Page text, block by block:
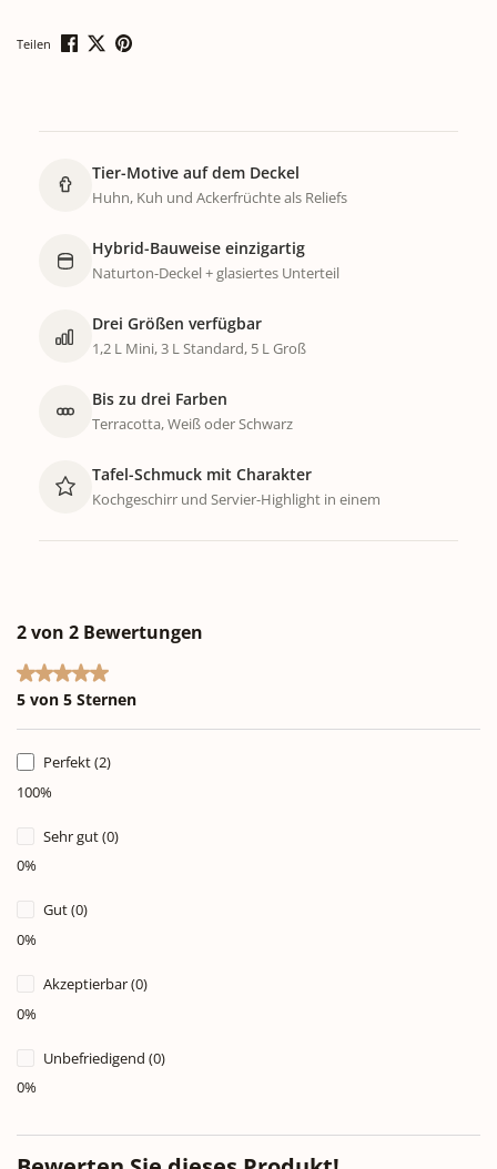
Teilen
Tier-Motive auf dem Deckel
Huhn, Kuh und Ackerfrüchte als Reliefs
Hybrid-Bauweise einzigartig
Naturton-Deckel + glasiertes Unterteil
Drei Größen verfügbar
1,2 L Mini, 3 L Standard, 5 L Groß
Bis zu drei Farben
Terracotta, Weiß oder Schwarz
Tafel-Schmuck mit Charakter
Kochgeschirr und Servier-Highlight in einem
2 von 2 Bewertungen
Durchschnittliche Bewertung von 5 von 5 Sternen
5 von 5 Sternen
Perfekt (2)
100%
Sehr gut (0)
0%
Gut (0)
0%
Akzeptierbar (0)
0%
Unbefriedigend (0)
0%